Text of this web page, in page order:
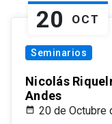
20 OCT
Seminarios
Nicolás
Andes
20 de Octubre